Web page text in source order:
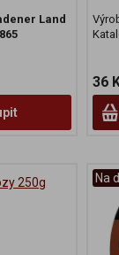
Land
36
Na